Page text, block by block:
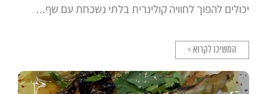
יכולים להפוך לחוויה קולינרית בלתי נשכחת עם שף...
המשיכו לקרוא >